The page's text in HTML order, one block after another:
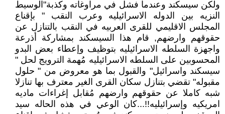
ولكن سيسكند وعندما فشل في مراوغاته وكذبة"الوسيط
النزيه بين الدوله الاسرائيليه وعرب النقب " بإقناع
المجلس الاقليمي للقرى العربيه في النقب بالتنازل عن
حقوقهم وارضهم, قام هذا السيسكند بمشاركة أذرعة
واجهزة السلطه الاسرائيليه بتوظيف وإعطاء بعض البدو
المحسوبين على السلطه الاسرائيليه مُهمة الترويج لحل "
سيسكند واسرائيل" والقبول بما هو معروض من " حلول
مقبوله" تقضي بتنازل سكان القرى الغير معترف بها تنازلا
شبه كاملا عن حقوقهم وارضهم مُقابل إغراءات ماديه
امريكيه وإسرائيليه!!...كان الوعي في هذه الحاله سيد